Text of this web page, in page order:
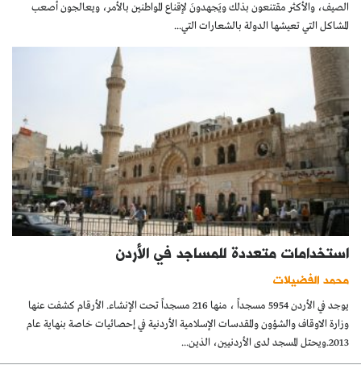
الصيف، والأكثر مقتنعون بذلك ويَجهدونَ لإقناع المواطنين بالأمر، ويعالجون أصعب
المشاكل التي تعيشها الدولة بالشعارات التي...
استخدامات متعددة للمساجد في الأردن
محمد الفضيلات
يوجد في الأردن 5954 مسجداً ، منها 216 مسجداً تحت الإنشاء. الأرقام كشفت عنها
وزارة الاوقاف والشؤون والمقدسات الإسلامية الأردنية في إحصائيات خاصة بنهاية عام
2013.ويحتل المسجد لدى الأردنيين، الذين...